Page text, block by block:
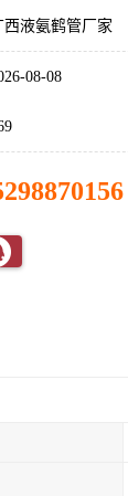
西液氨鹤管厂家
08-08